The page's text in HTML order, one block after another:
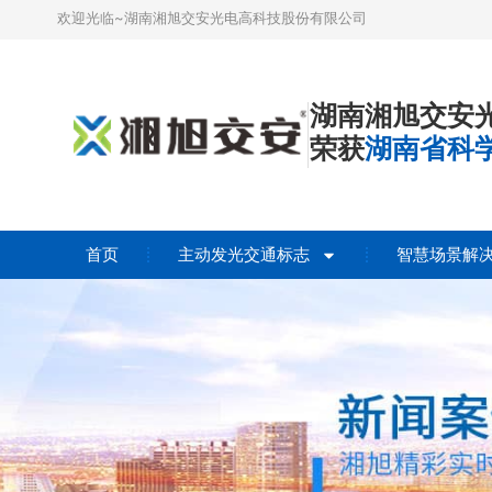
欢迎光临~湖南湘旭交安光电高科技股份有限公司
湖南湘旭交安
荣获湖南省科
首页 主动发光交通标志 智慧场景解